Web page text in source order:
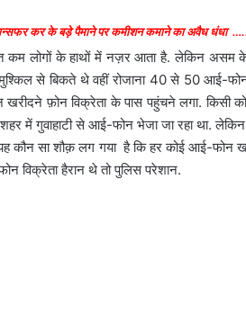
कर के बड़े पैमाने पर कमीशन कमाने का अवैध धंधा
कम लोगों के हाथों में नज़र आता है. लेकिन
से बिकते थे वहीं रोजाना 40 से 50 आई-
खरीदने फ़ोन विक्रेता के पास पहुंचने लगा. किसी
में गुवाहाटी से आई-फोन भेजा जा रहा था.
कौन सा शौक़ लग गया है कि हर कोई आई-फोन
विक्रेता हैरान थे तो पुलिस परेशान.